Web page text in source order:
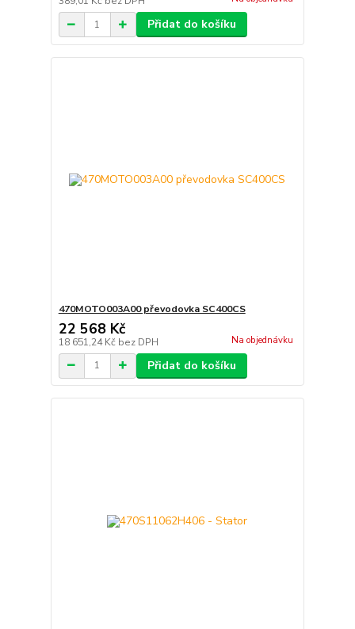
Přidat do košíku
470MOTO003A00 převodovka SC400CS
22 568 Kč
18 651,24 Kč bez DPH Na objednávku
Přidat do košíku